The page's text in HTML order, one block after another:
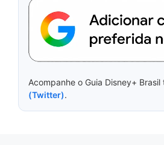
Acompanhe o Guia Disney+
(Twitter).